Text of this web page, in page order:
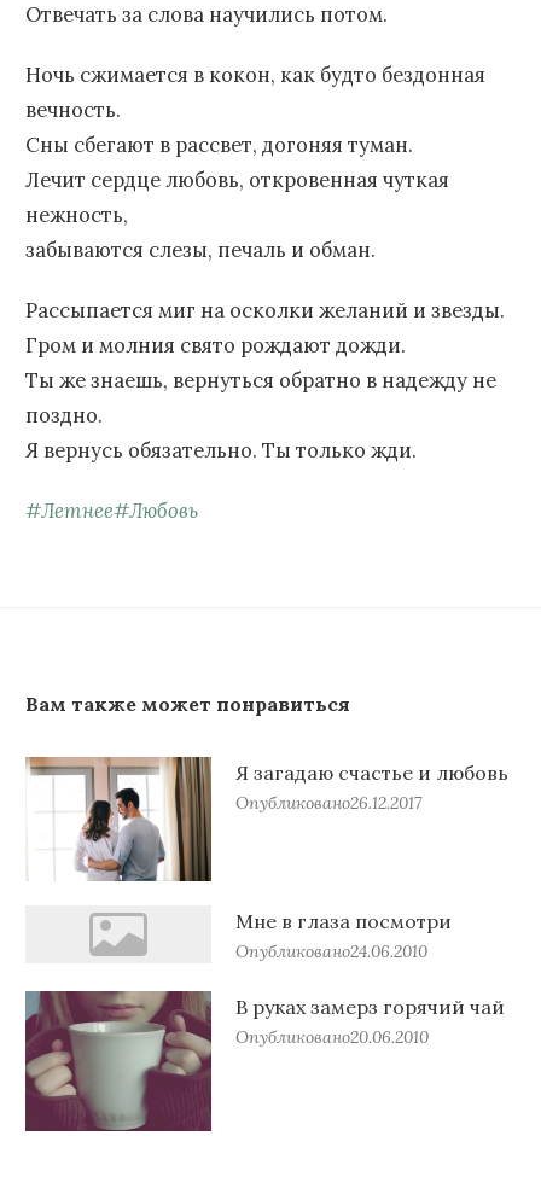
Отвечать за слова научились потом.
Ночь сжимается в кокон, как будто бездонная
вечность.
Сны сбегают в рассвет, догоняя туман.
Лечит сердце любовь, откровенная чуткая
нежность,
забываются слезы, печаль и обман.
Рассыпается миг на осколки желаний и звезды.
Гром и молния свято рождают дожди.
Ты же знаешь, вернуться обратно в надежду не
поздно.
Я вернусь обязательно. Ты только жди.
#Летнее#Любовь
Вам также может понравиться
Я загадаю счастье и любовь
Опубликовано26.12.2017
Мне в глаза посмотри
Опубликовано24.06.2010
В руках замерз горячий чай
Опубликовано20.06.2010